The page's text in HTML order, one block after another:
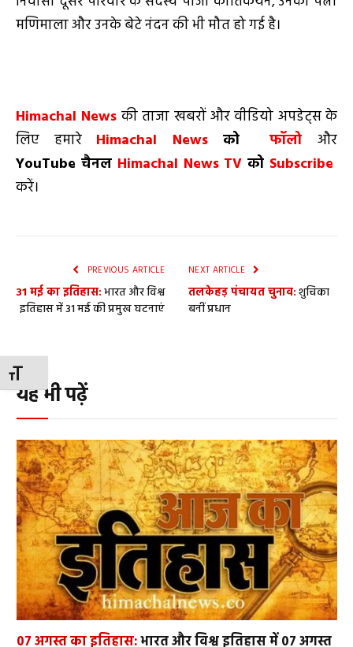
TOGGLE FONT SIZE
मणिमाला और उनके बेटे नंदन की भी मौत हो गई है।
Himachal News की ताजा खबरों और वीडियो अपडेट्स के
लिए हमारे Himachal News को फॉलो
और
YouTube चैनल Himachal News TVको Subscribe
करें।
PREVIOUS ARTICLE
31 मई का इतिहास:भारत और विश्व
इतिहास में 31 मई की प्रमुख घटनाएं
NEXT ARTICLE
तलकेहड़ पंचायत चुनाव:शुचिका
बनीं प्रधान
यह भी पढ़ें
07 अगस्त का इतिहास:भारत और विश्व इतिहास में 07 अगस्त